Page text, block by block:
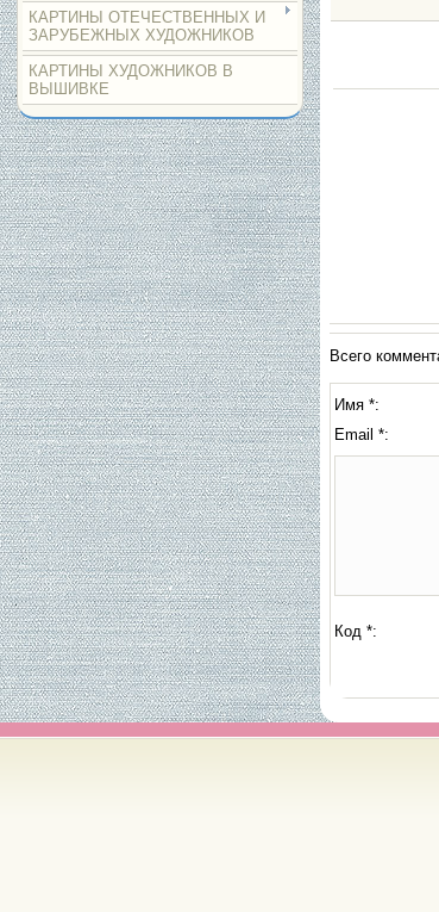
КАРТИНЫ ОТЕЧЕСТВЕННЫХ И
ЗАРУБЕЖНЫХ ХУДОЖНИКОВ
КАРТИНЫ ХУДОЖНИКОВ В
ВЫШИВКЕ
Всего
Имя *:
Email *:
Код *: